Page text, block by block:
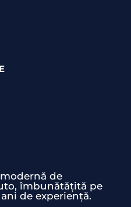
de
îmbunătățită pe
de experiență.